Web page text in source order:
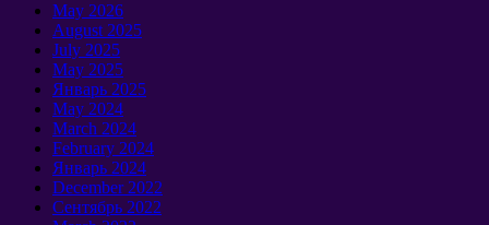
May 2026
August2025
July 2025
May 2025
Январь 2025
May 2024
March 2024
February 2024
Январь 2024
December2022
Сентябрь 2022